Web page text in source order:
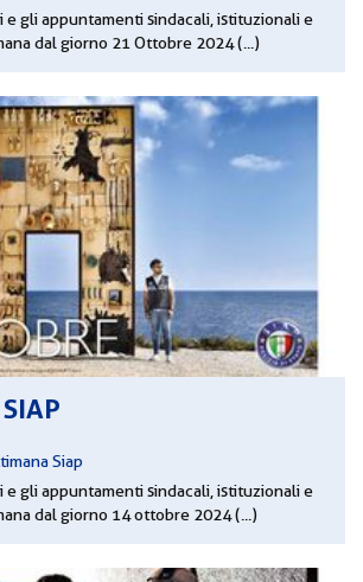
e gli appuntamenti sindacali, istituzionali e
dal giorno 21 Ottobre 2024 (...)
Siap
e gli appuntamenti sindacali, istituzionali e
dal giorno 14 ottobre 2024 (...)